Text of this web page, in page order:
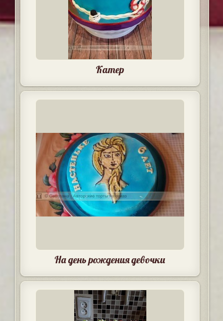
Катер
На день рождения девочки